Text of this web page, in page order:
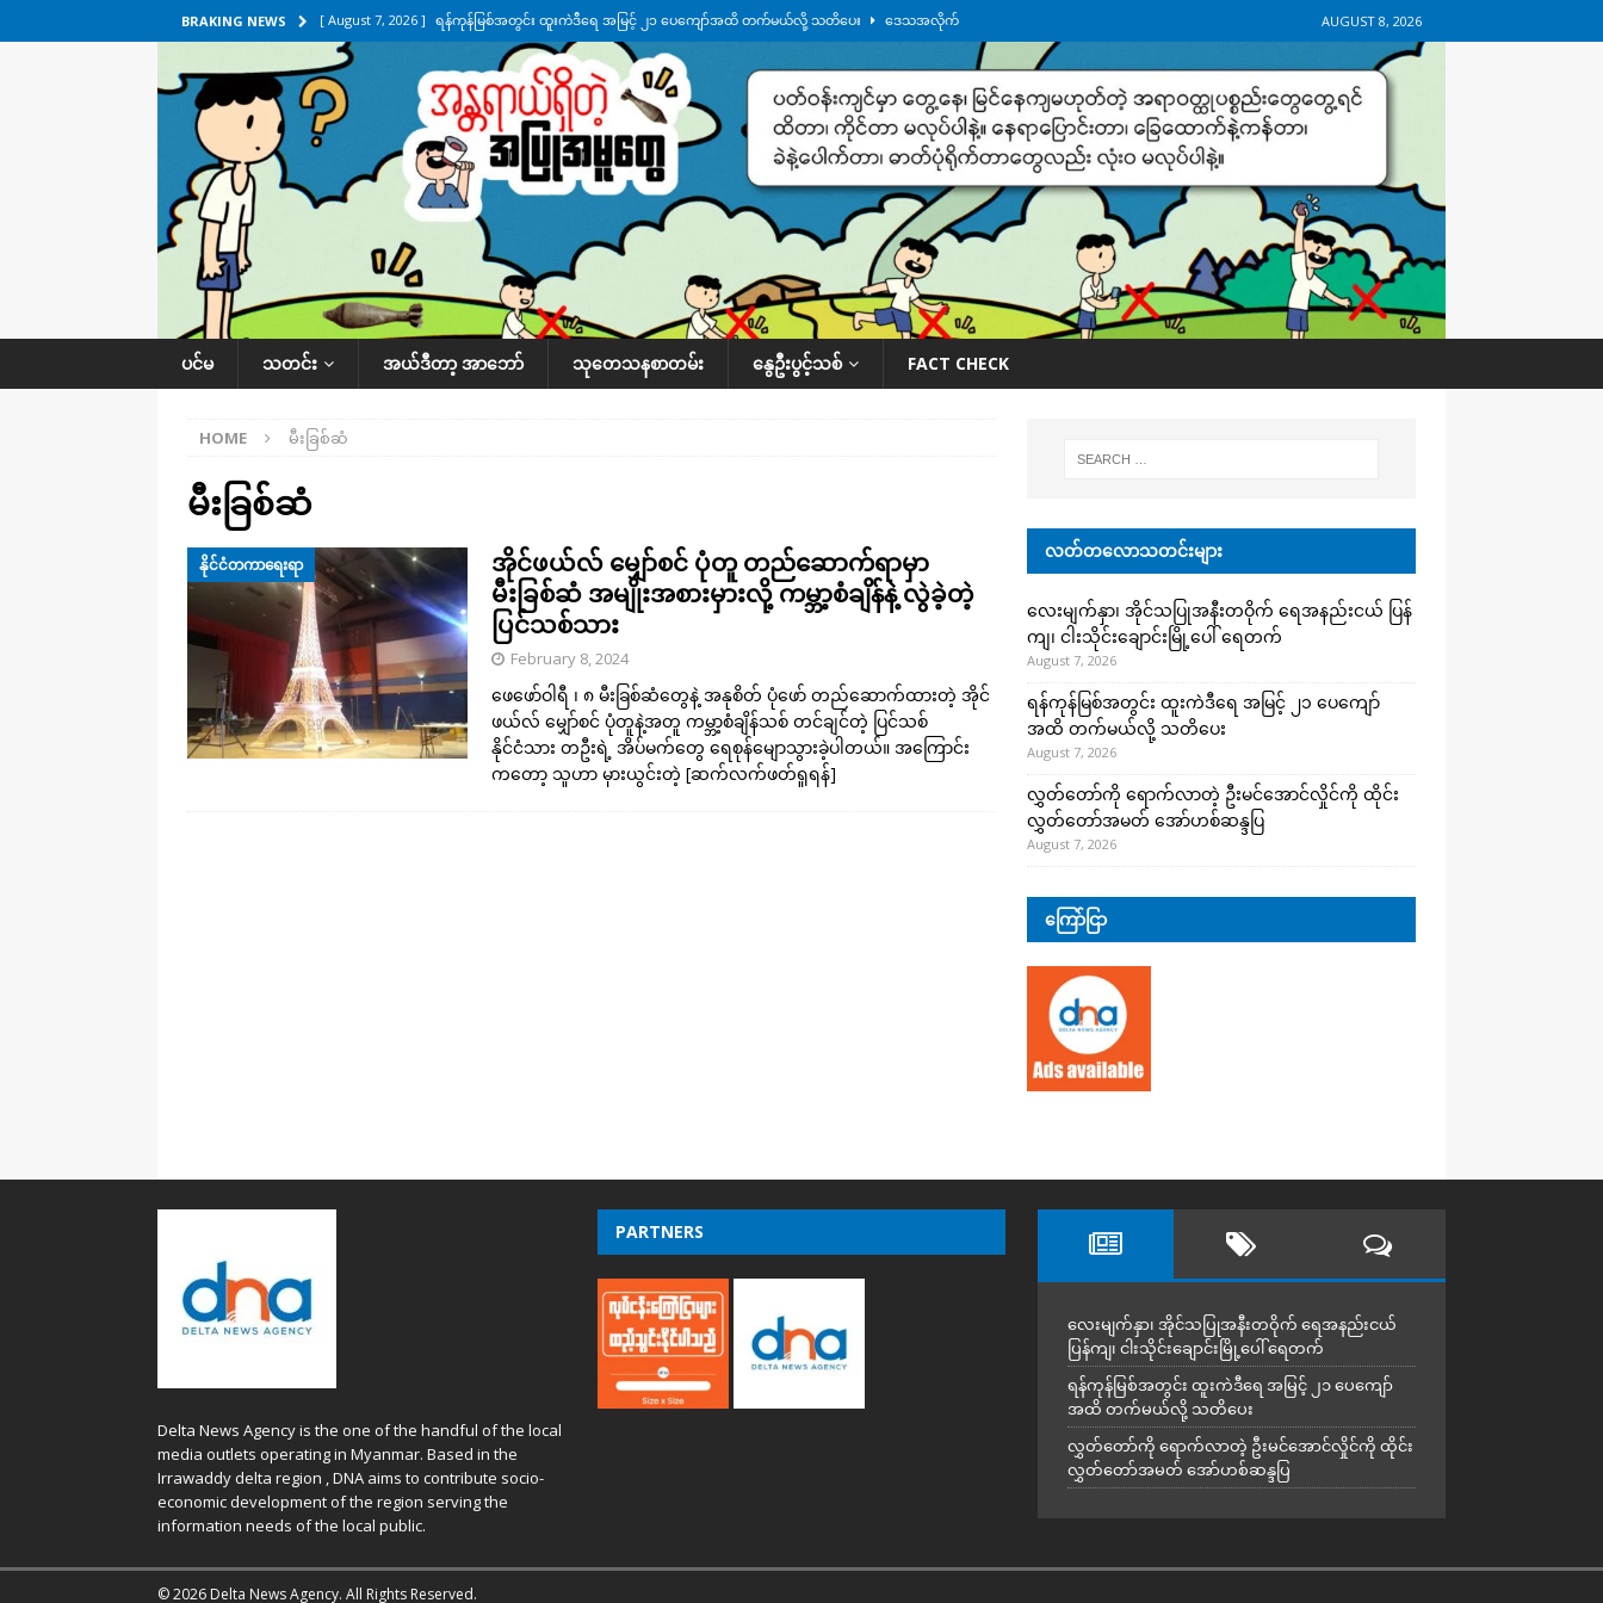
BRAKING NEWS [ August 7, 2026 ] ရန်ကုန်မြစ်အတွင်း ထူးကဲဒီရေ အ​မြင့် ၂၁ ပေကျော်အထိ တက်မယ်လို့ သတိပေး ဒေသအလိုက်
သတင်းကဏ္ဍ
[ August 7, 2026 ] လွှတ်တော်ကို ရောက်လာတဲ့ ဦးမင်အောင်လှိုင်ကို ထိုင်းလွှတ်တော်အမတ် အော်ဟစ်ဆန္ဒပြ
UNCATEGORIZED
[ August 6, 2026 ] တာကျိုးပြီး ခုနှစ်ရက်မြောက်နေ့မှာ ငသိုင်းချောင်းမြို့ကို ရေစတင်ရောက်ရှိ ဒေသအလိုက် သတင်း
[ August 6, 2026 ] လေးမျက်နှာမှာ ရေဘေးကူနေတဲ့ ငသိုင်းချောင်းဒေသခံ လူငယ်တဦး ရေစီးနဲ့မျောပါသေဆုံး
အလိုက် သတင်းကဏ္ဍ
[ August 7, 2026 ] လေးမျက်နှာ၊ အိုင်သပြုအနီးတဝိုက် ရေအနည်းငယ် ပြန်ကျ၊ ငါးသိုင်းချောင်းမြို့ပေါ် ရေတက်
ဒေသအလိုက် သတင်းကဏ္ဍ
AUGUST 8, 2026
ပင်မ သတင်း အယ်ဒီတာ့ အာဘော် သုတေသနစာတမ်း နွေဦးပွင့်သစ် FACT CHECK
HOME မီးခြစ်ဆံ
မီးခြစ်ဆံ
နိုင်ငံတကာရေးရာ
အိုင်ဖယ်လ် မျှော်စင် ပုံတူ တည်ဆောက်ရာမှာ
မီးခြစ်ဆံ အမျိုးအစားမှားလို့ ကမ္ဘာ့စံချိန်နဲ့ လွဲခဲ့တဲ့
ပြင်သစ်သား
February 8, 2024
ဖေဖော်ဝါရီ ၊ ၈ မီးခြစ်ဆံတွေနဲ့ အနုစိတ် ပုံဖော် တည်ဆောက်ထားတဲ့ အိုင်
ဖယ်လ် မျှော်စင် ပုံတူနဲ့အတူ ကမ္ဘာ့စံချိန်သစ် တင်ချင်တဲ့ ပြင်သစ်
နိုင်ငံသား တဦးရဲ့ အိပ်မက်တွေ ရေစုန်မျောသွားခဲ့ပါတယ်။ အကြောင်း
ကတော့ သူဟာ မှားယွင်းတဲ့ [ဆက်လက်ဖတ်ရှုရန်]
လတ်တလောသတင်းများ
လေးမျက်နှာ၊ အိုင်သပြုအနီးတဝိုက် ရေအနည်းငယ် ပြန်
ကျ၊ ငါးသိုင်းချောင်းမြို့ပေါ် ရေတက်
August 7, 2026
ရန်ကုန်မြစ်အတွင်း ထူးကဲဒီရေ အ​မြင့် ၂၁ ပေကျော်
အထိ တက်မယ်လို့ သတိပေး
August 7, 2026
လွှတ်တော်ကို ရောက်လာတဲ့ ဦးမင်အောင်လှိုင်ကို ထိုင်း
လွှတ်တော်အမတ် အော်ဟစ်ဆန္ဒပြ
August 7, 2026
ကြော်ငြာ
Delta News Agency is the one of the handful of the local
media outlets operating in Myanmar. Based in the
Irrawaddy delta region , DNA aims to contribute socio-
economic development of the region serving the
information needs of the local public.
PARTNERS
လေးမျက်နှာ၊ အိုင်သပြုအနီးတဝိုက် ရေအနည်းငယ်
ပြန်ကျ၊ ငါးသိုင်းချောင်းမြို့ပေါ် ရေတက်
ရန်ကုန်မြစ်အတွင်း ထူးကဲဒီရေ အ​မြင့် ၂၁ ပေကျော်
အထိ တက်မယ်လို့ သတိပေး
လွှတ်တော်ကို ရောက်လာတဲ့ ဦးမင်အောင်လှိုင်ကို ထိုင်း
လွှတ်တော်အမတ် အော်ဟစ်ဆန္ဒပြ
© 2026 Delta News Agency. All Rights Reserved.